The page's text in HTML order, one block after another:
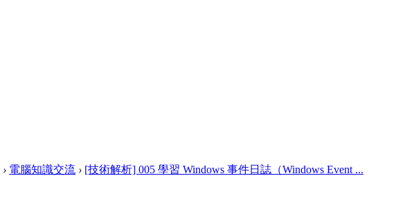
› 電腦知識交流 › [技術解析] 005 學習 Windows 事件日誌（Windows Event ...